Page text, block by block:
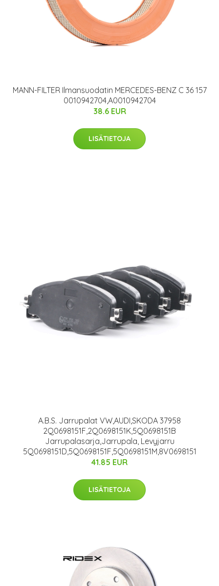
MANN-FILTER Ilmansuodatin MERCEDES-BENZ C 36 157
0010942704,A0010942704
38.6 EUR
LISÄTIETOJA
A.B.S. Jarrupalat VW,AUDI,SKODA 37958
2Q0698151F,2Q0698151K,5Q0698151B
Jarrupalasarja,Jarrupala, Levyjarru
5Q0698151D,5Q0698151F,5Q0698151M,8V0698151
41.85 EUR
LISÄTIETOJA